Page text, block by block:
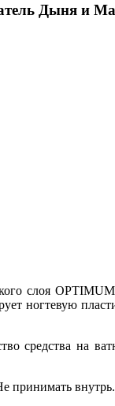
Дыня и
слоя
ногтевую
средства на
принимать